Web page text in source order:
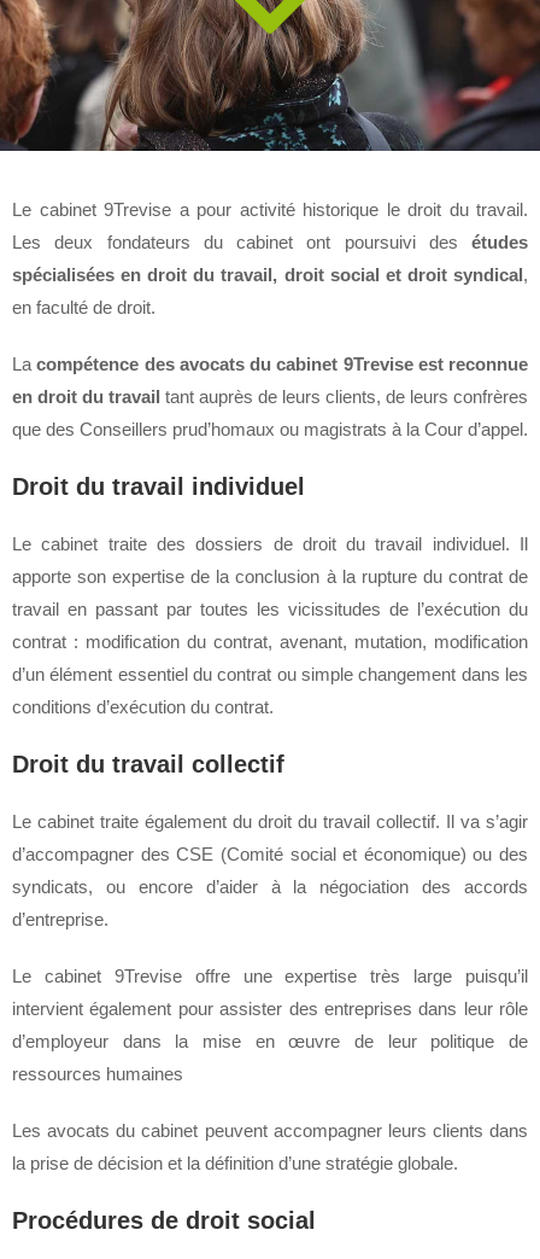
Le cabinet 9Trevise a pour activité historique le droit du travail.
Les deux fondateurs du cabinet ont poursuivi des études
spécialisées en droit du travail, droit social et droit syndical,
en faculté de droit.
Lacompétence des avocats du cabinet 9Treviseest reconnue
en droit du travail tant auprès de leurs clients, de leurs confrères
que des Conseillers prud’homaux ou magistrats à la Cour d’appel.
Droit du travail individuel
Le cabinet traite des dossiers de droit du travail individuel. Il
apporte son expertise de la conclusion à la rupture du contrat de
travail en passant par toutes les vicissitudes de l’exécution du
contrat : modification du contrat, avenant, mutation, modification
d’un élément essentiel du contrat ou simple changement dans les
conditions d’exécution du contrat.
Droit du travail collectif
Le cabinet traite également du droit du travail collectif. Il va s’agir
d’accompagner des CSE (Comité social et économique) ou des
syndicats, ou encore d’aider à la négociation des accords
d’entreprise.
Le cabinet 9Trevise offre une expertise très large puisqu’il
intervient également pour assister des entreprises dans leur rôle
d’employeur dans la mise en œuvre de leur politique de
ressources humaines
Les avocats du cabinet peuvent accompagner leurs clients dans
la prise de décision et la définition d’une stratégie globale.
Procédures de droit social